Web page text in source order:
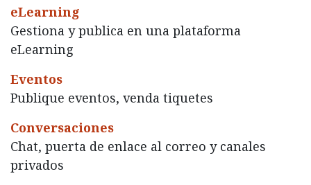
eLearning
Gestiona y publica en una plataforma
eLearning
Eventos
Publique eventos, venda tiquetes
Conversaciones
Chat, puerta de enlace al correo y canales
privados